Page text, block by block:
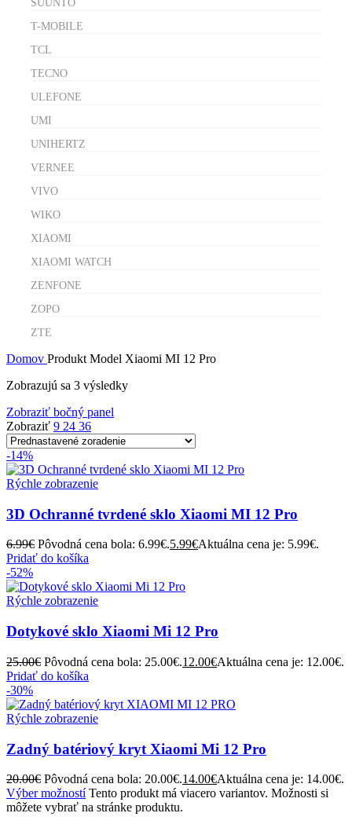
SUUNTO
T-MOBILE
TCL
TECNO
ULEFONE
UMI
UNIHERTZ
VERNEE
VIVO
WIKO
XIAOMI
XIAOMI WATCH
ZENFONE
ZOPO
ZTE
Domov Produkt Model Xiaomi MI 12 Pro
Zobrazujú sa 3 výsledky
Zobraziť bočný panel
Zobraziť 9 24 36
-14%
Rýchle zobrazenie
3D Ochranné tvrdené sklo Xiaomi MI 12 Pro
6.99€ Pôvodná cena bola: 6.99€.5.99€Aktuálna cena je: 5.99€.
Pridať do košíka
-52%
Rýchle zobrazenie
Dotykové sklo Xiaomi Mi 12 Pro
25.00€ Pôvodná cena bola: 25.00€.12.00€Aktuálna cena je: 12.00€.
Pridať do košíka
-30%
Rýchle zobrazenie
Zadný batériový kryt Xiaomi Mi 12 Pro
20.00€ Pôvodná cena bola: 20.00€.14.00€Aktuálna cena je: 14.00€.
Výber možností Tento produkt má viacero variantov. Možnosti si
môžete vybrať na stránke produktu.